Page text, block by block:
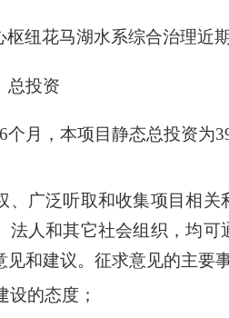
枢纽花马湖水系综合治理近
总投资
个月，本项目静态总投资为
广泛听取和收集项目相关
法人和其它社会组织，均
和建议。 征求意见的主要
设的态度；